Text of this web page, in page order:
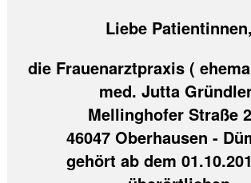
Liebe Patientinnen,
die Frauenarztpraxis (
med. Jutta
Mellinghofer Straße
46047 Oberhausen -
gehört ab dem